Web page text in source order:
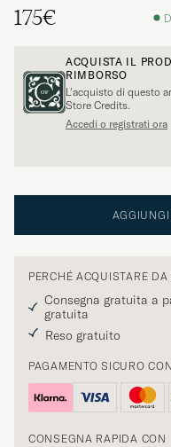
175€
ACQUISTA IL
RIMBORSO
L’acquisto di questo
Store Credits.
Accedi o registrati ora
PERCHÉ ACQUISTARE DA
Consegna gratuita a
gratuita
Reso gratuito
PAGAMENTO SICURO CON
CONSEGNA RAPIDA CON